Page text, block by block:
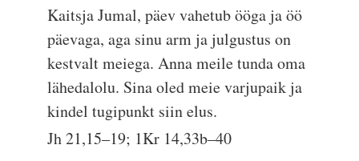
Kaitsja Jumal, päev vahetub ööga ja öö
päevaga, aga sinu arm ja julgustus on
kestvalt meiega. Anna meile tunda oma
lähedalolu. Sina oled meie varjupaik ja
kindel tugipunkt siin elus.
Jh 21,15–19; 1Kr 14,33b–40